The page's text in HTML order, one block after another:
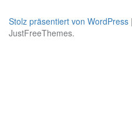
Stolz präsentiert von WordPress |
JustFreeThemes.